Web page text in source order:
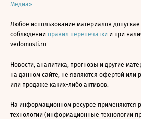
Медиа»
Любое использование материалов
соблюдении правил перепечатки и при
vedomosti.ru
Новости, аналитика, прогнозы и другие
на данном сайте, не являются офертой или
или продаже каких-либо активов.
На информационном ресурсе применяются
технологии (информационные технологии